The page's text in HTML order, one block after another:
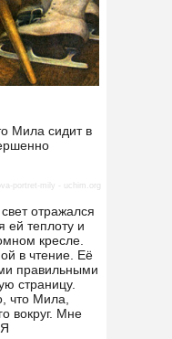
Мила сидит в
portret-mily - uchim.org
отражался
ей теплоту и
кресле.
в чтение. Её
правильными
страницу.
что Мила,
вокруг. Мне